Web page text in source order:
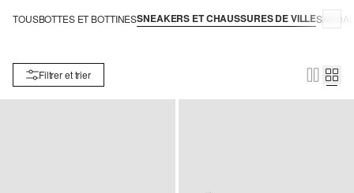
TOUSBOTTES ET BOTTINESSNEAKERS ET CHAUSSURES DE VILLE
Filtrer et trier